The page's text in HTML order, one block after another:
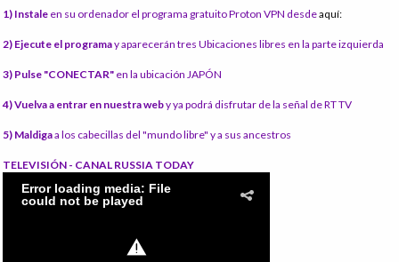
1) Instale en su ordenador el programa gratuito Proton VPN desdeaquí:
2) Ejecute el programay aparecerán tres Ubicaciones libres en la parte izquierda
3) Pulse "CONECTAR" en la ubicación JAPÓN
4) Vuelva a entrar en nuestra weby ya podrá disfrutar de la señal de RT TV
5) Maldigaa los cabecillas del "mundo libre" y a sus ancestros
TELEVISIÓN - CANAL RUSSIA TODAY